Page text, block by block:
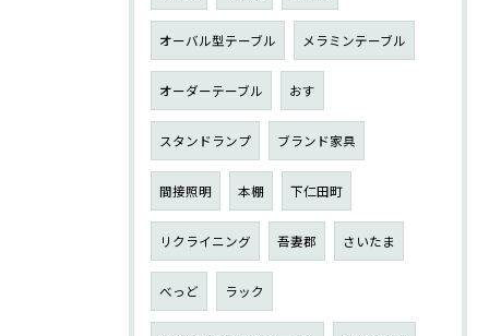
オーバル型テーブル メラミンテーブル
オーダーテーブル おす
スタンドランプ ブランド家具
間接照明 本棚 下仁田町
リクライニング 吾妻郡 さいたま
べっど ラック